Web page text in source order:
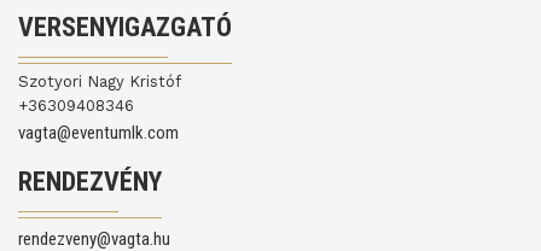
VERSENYIGAZGATÓ
Szotyori Nagy Kristóf
+36309408346
vagta@eventumlk.com
RENDEZVÉNY
rendezveny@vagta.hu